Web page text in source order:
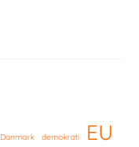
Danmark demokrati EU